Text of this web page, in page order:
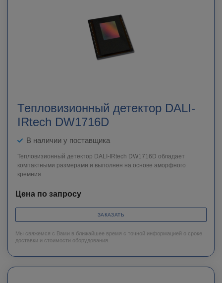
Тепловизионный детектор DALI-
IRtech DW1716D
В наличии у поставщика
Тепловизионный детектор DALI-IRtech DW1716D обладает
компактными размерами и выполнен на основе аморфного
кремния.
Цена по запросу
ЗАКАЗАТЬ
Мы свяжемся с Вами в ближайшее время с точной информацией о сроке
доставки и стоимости оборудования.